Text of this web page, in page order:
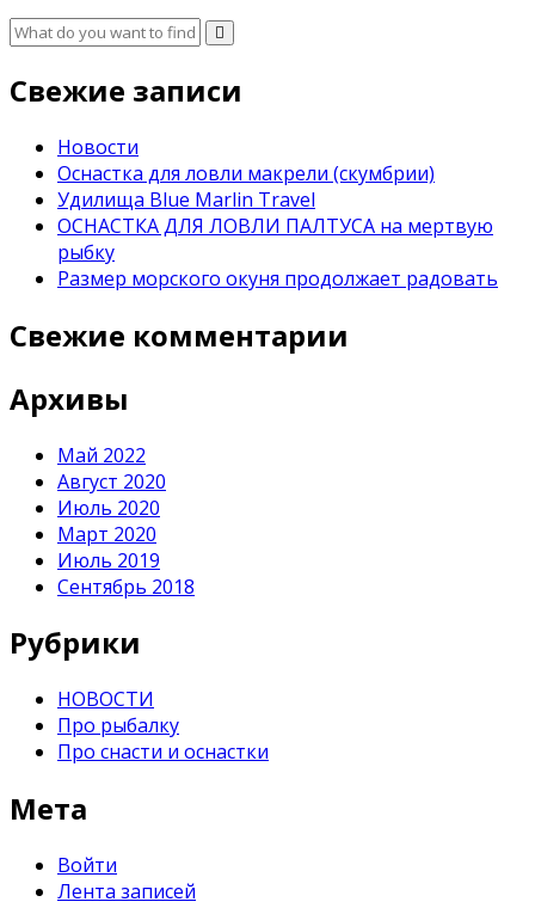
Свежие записи
Новости
Оснастка для ловли макрели (скумбрии)
Удилища Blue Marlin Travel
ОСНАСТКА ДЛЯ ЛОВЛИ ПАЛТУСА на мертвую
рыбку
Размер морского окуня продолжает радовать
Свежие комментарии
Архивы
Май 2022
Август 2020
Июль 2020
Март 2020
Июль 2019
Сентябрь 2018
Рубрики
НОВОСТИ
Про рыбалку
Про снасти и оснастки
Мета
Войти
Лента записей